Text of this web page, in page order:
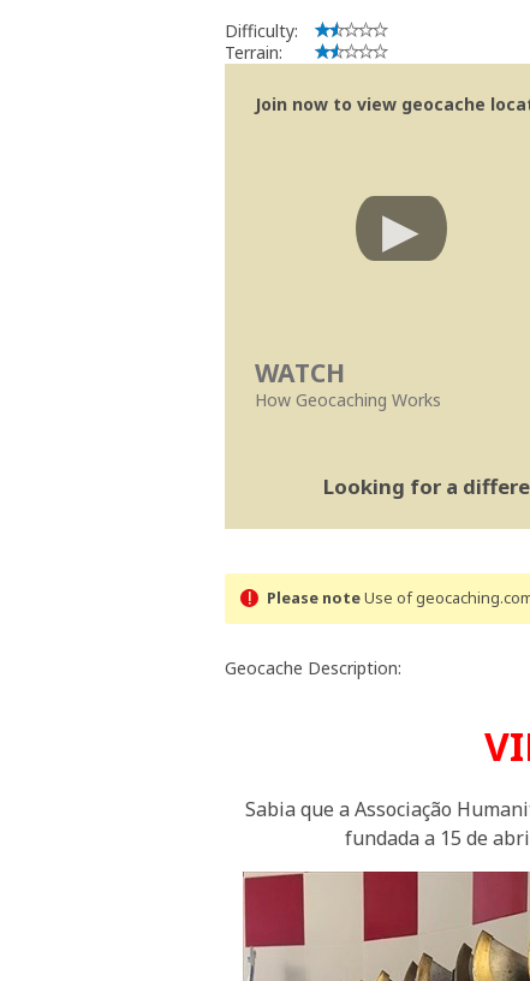
Difficulty:
Terrain:
Join now to view geocache
WATCH
How Geocaching Works
Looking for a
Please noteUse of
Geocache Description:
Sabia que a Associação
fundada a 15 de